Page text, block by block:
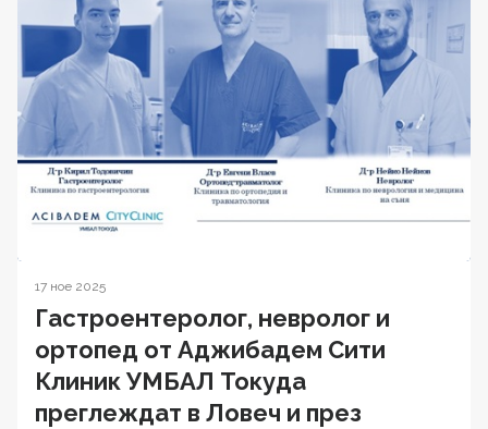
17 ное 2025
Гастроентеролог, невролог и
ортопед от Аджибадем Сити
Клиник УМБАЛ Токуда
преглеждат в Ловеч и през